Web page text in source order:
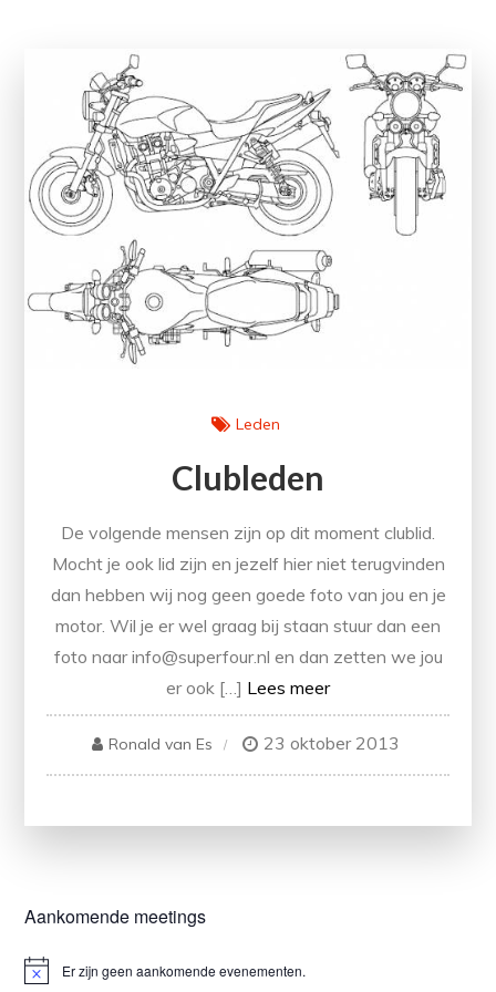
Leden
Clubleden
De volgende mensen zijn op dit moment clublid.
Mocht je ook lid zijn en jezelf hier niet terugvinden
dan hebben wij nog geen goede foto van jou en je
motor. Wil je er wel graag bij staan stuur dan een
foto naar info@superfour.nl en dan zetten we jou
er ook […] Lees meer
Ronald van Es 23 oktober 2013
Aankomende meetings
B
Er zijn geen aankomende evenementen.